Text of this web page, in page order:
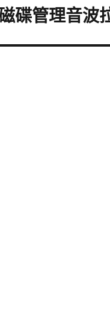
碟管理音波